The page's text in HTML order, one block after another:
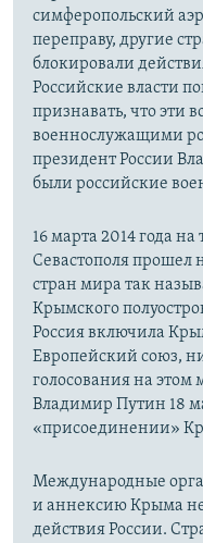
симферопольский
переправу, другие
блокировали
Российские власти
признавать, что эти
военнослужащими
президент России
были российские
16 марта 2014 года
Севастополя
стран мира так
Крымского
Россия включила
Европейский союз,
голосования на
Владимир Путин 18
«присоединении»
Международные
и аннексию Крыма
действия России.